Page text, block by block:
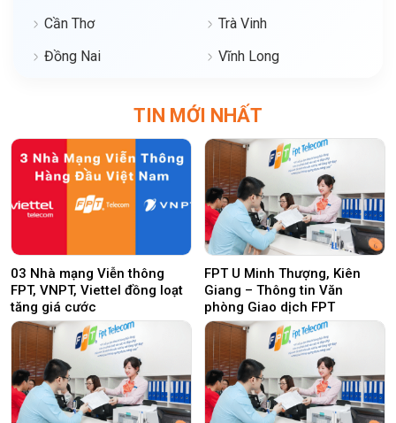
Cần Thơ
Đồng Nai
Trà Vinh
Vĩnh Long
TIN MỚI NHẤT
03 Nhà mạng Viễn thông
FPT, VNPT, Viettel đồng loạt
tăng giá cước
FPT U Minh Thượng, Kiên
Giang – Thông tin Văn
phòng Giao dịch FPT